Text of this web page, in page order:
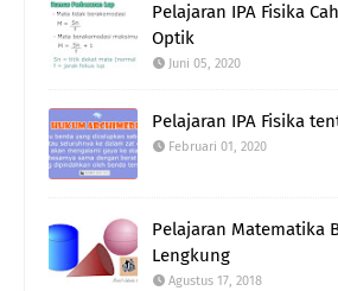
Pelajaran IPA Fisika
Optik
Juni 05, 2020
Pelajaran IPA Fisika
Februari 01, 2020
Pelajaran Matematika
Lengkung
Agustus 17, 2018